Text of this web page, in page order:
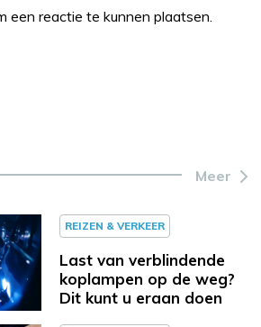
een reactie te kunnen plaatsen.
Meer
REIZEN & VERKEER
Last van verblindende
koplampen op de weg?
Dit kunt u eraan doen